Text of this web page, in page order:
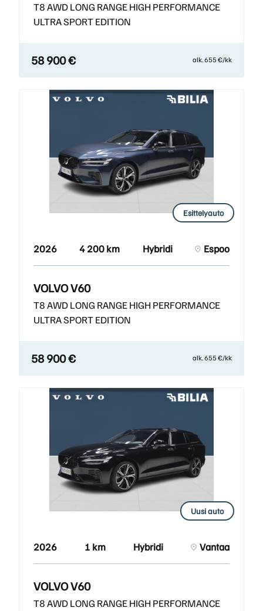
T8 AWD LONG RANGE HIGH PERFORMANCE
ULTRA SPORT EDITION
58 900 € alk. 655 €/kk
Esittelyauto
2026 4 200 km Hybridi Espoo
VOLVO V60
T8 AWD LONG RANGE HIGH PERFORMANCE
ULTRA SPORT EDITION
58 900 € alk. 655 €/kk
Uusi auto
2026 1 km Hybridi Vantaa
VOLVO V60
T8 AWD LONG RANGE HIGH PERFORMANCE